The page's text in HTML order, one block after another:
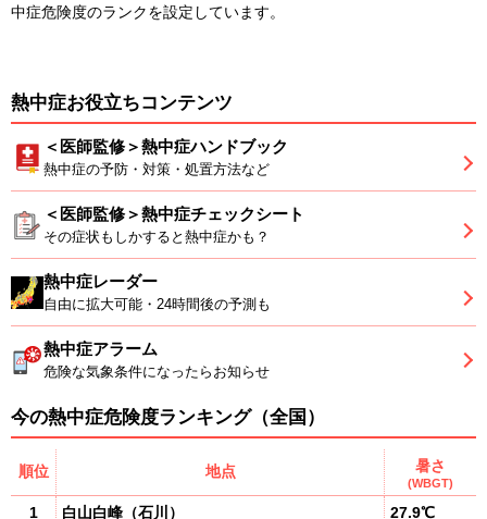
中症危険度のランクを設定しています。
熱中症お役立ちコンテンツ
＜医師監修＞熱中症ハンドブック
熱中症の予防・対策・処置方法など
＜医師監修＞熱中症チェックシート
その症状もしかすると熱中症かも？
熱中症レーダー
自由に拡大可能・24時間後の予測も
熱中症アラーム
危険な気象条件になったらお知らせ
今の熱中症危険度ランキング（全国）
順位 地点 暑さ
(WBGT)
1 白山白峰 （石川 ） 27.9℃